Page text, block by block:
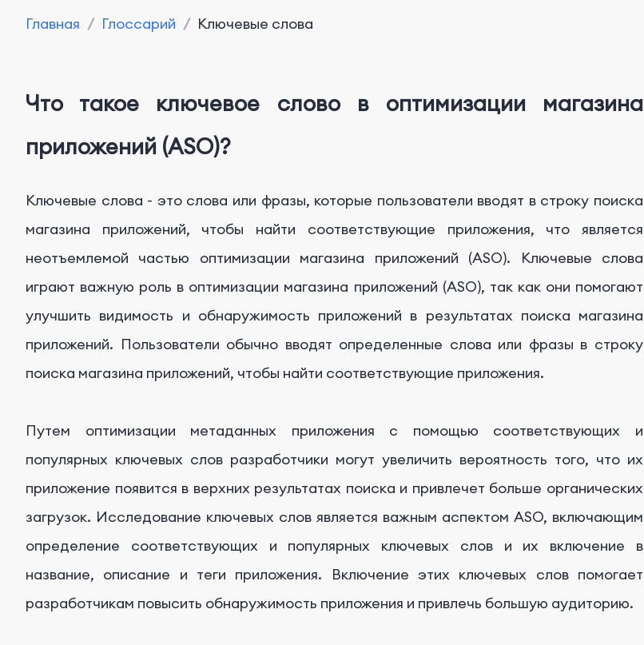
Главная / Глоссарий / Ключевые слова
Что такое ключевое слово в оптимизации магазина
приложений (ASO)?
Ключевые слова - это слова или фразы, которые пользователи вводят в строку поиска
магазина приложений, чтобы найти соответствующие приложения, что является
неотъемлемой частью оптимизации магазина приложений (ASO). Ключевые слова
играют важную роль в оптимизации магазина приложений (ASO), так как они помогают
улучшить видимость и обнаружимость приложений в результатах поиска магазина
приложений. Пользователи обычно вводят определенные слова или фразы в строку
поиска магазина приложений, чтобы найти соответствующие приложения.
Путем оптимизации метаданных приложения с помощью соответствующих и
популярных ключевых слов разработчики могут увеличить вероятность того, что их
приложение появится в верхних результатах поиска и привлечет больше органических
загрузок. Исследование ключевых слов является важным аспектом ASO, включающим
определение соответствующих и популярных ключевых слов и их включение в
название, описание и теги приложения. Включение этих ключевых слов помогает
разработчикам повысить обнаружимость приложения и привлечь большую аудиторию.